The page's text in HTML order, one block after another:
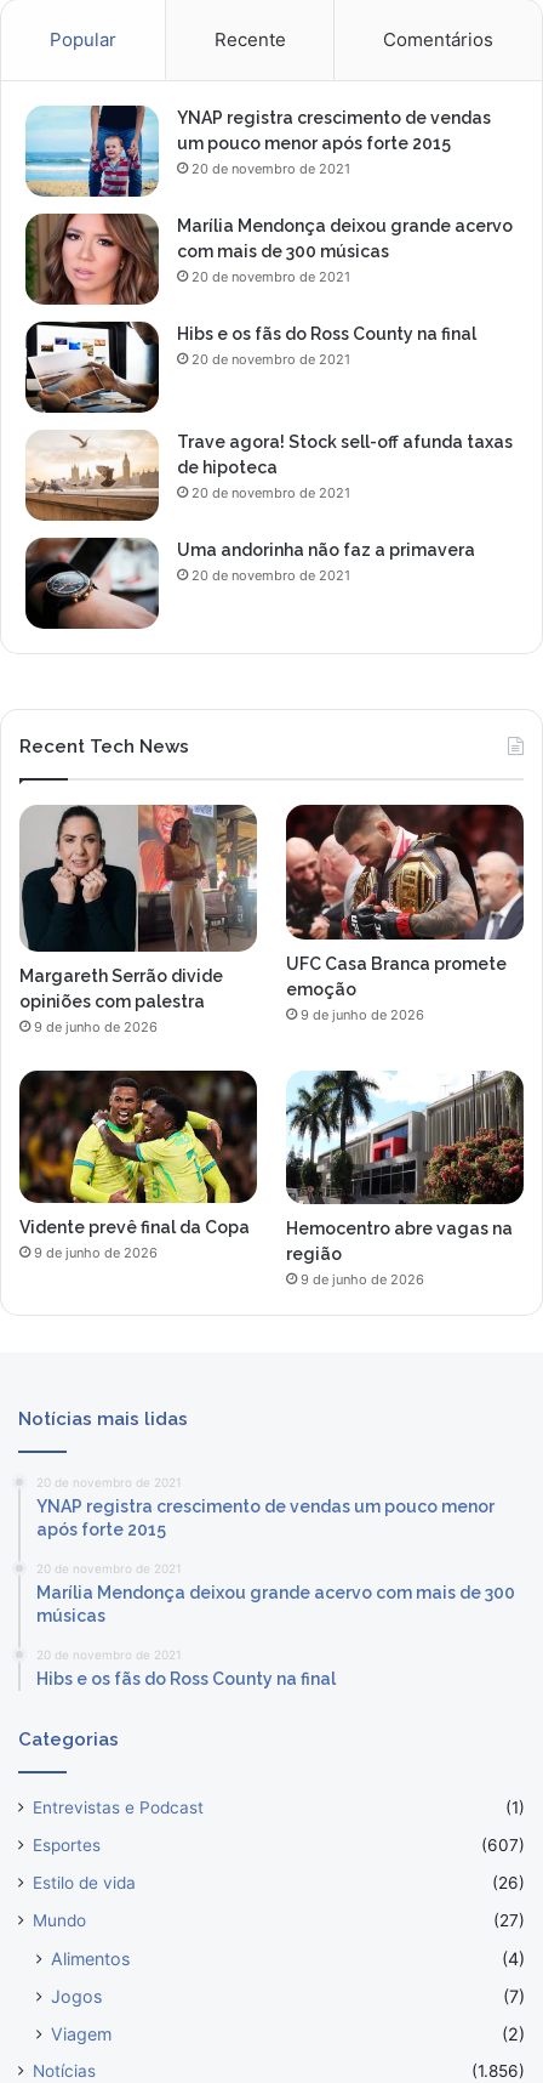
Popular Recente Comentários
YNAP registra crescimento de vendas
um pouco menor após forte 2015
20 de novembro de 2021
Marília Mendonça deixou grande acervo
com mais de 300 músicas
20 de novembro de 2021
Hibs e os fãs do Ross County na final
20 de novembro de 2021
Trave agora! Stock sell-off afunda taxas
de hipoteca
20 de novembro de 2021
Uma andorinha não faz a primavera
20 de novembro de 2021
Recent Tech News
Margareth Serrão divide
opiniões com palestra
9 de junho de 2026
UFC Casa Branca promete
emoção
9 de junho de 2026
Vidente prevê final da Copa
9 de junho de 2026
Hemocentro abre vagas na
região
9 de junho de 2026
Notícias mais lidas
20 de novembro de 2021
YNAP registra crescimento de vendas um pouco menor
após forte 2015
20 de novembro de 2021
Marília Mendonça deixou grande acervo com mais de 300
músicas
20 de novembro de 2021
Hibs e os fãs do Ross County na final
Categorias
Entrevistas e Podcast
(1)
Esportes
(607)
Estilo de vida
(26)
Mundo
(27)
Alimentos
(4)
Jogos
(7)
Viagem
(2)
Notícias (1.856)